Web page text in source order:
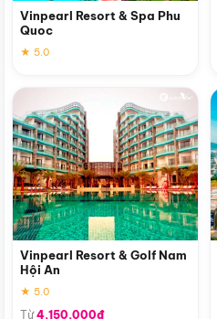
Vinpearl Resort & Spa Phu
Quoc
★ 5.0
Vinpearl Resort & Golf Nam
Hội An
★ 5.0
Từ4,150,000đ